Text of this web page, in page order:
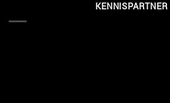
KENNISPARTNER